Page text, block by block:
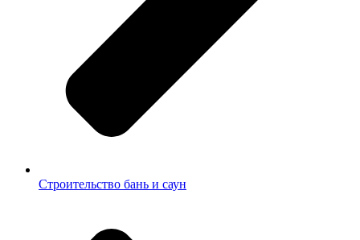
Строительство бань и саун